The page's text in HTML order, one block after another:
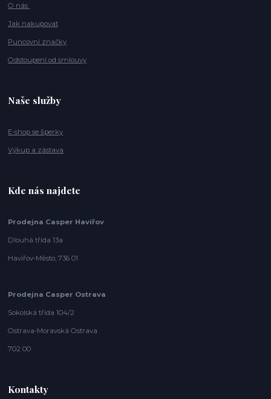
O nás
Jak nakupovat
Puncovní značky
Odstoupení od smlouvy
Naše služby
E-shop se šperky
Výkup a zástava
Kde nás najdete
Prodejna Casper Havířov
Dlouhá třída 13a
Havířov-Město, 736 01
Prodejna Casper Ostrava
Sokolská třída 104/2
Ostrava-Moravská Ostrava
702 00
Kontakty